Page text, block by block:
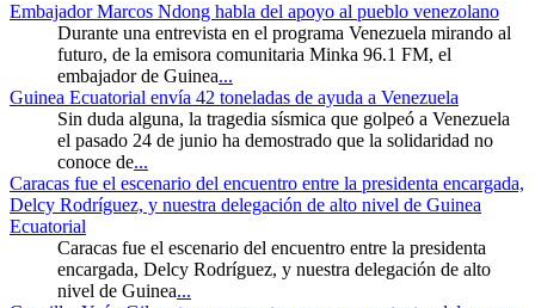
Embajador Marcos Ndong habla del apoyo al pueblo venezolano
Durante una entrevista en el programa Venezuela mirando al
futuro, de la emisora comunitaria Minka 96.1 FM, el
embajador de Guinea...
Guinea Ecuatorial envía 42 toneladas de ayuda a Venezuela
Sin duda alguna, la tragedia sísmica que golpeó a Venezuela
el pasado 24 de junio ha demostrado que la solidaridad no
conoce de...
Caracas fue el escenario del encuentro entre la presidenta encargada,
Delcy Rodríguez, y nuestra delegación de alto nivel de Guinea
Ecuatorial
Caracas fue el escenario del encuentro entre la presidenta
encargada, Delcy Rodríguez, y nuestra delegación de alto
nivel de Guinea...